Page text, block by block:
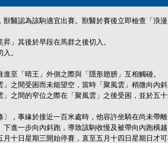
醫認為該駒適宜出賽。獸醫於賽後立即檢查「浪
」其後於早段在馬群之後切入。
。
至「晴王」外側之際與「隱形翅膀」互相觸碰。
之間受困而未能望空，當時「聚風雲」稍微向內
之間的窄位之際在「聚風雲」之後受困，並於五
，事緣於接近一百米處時，他容許坐騎在尚未帶
進一步向內斜跑，導致該駒收慢及被帶向內跑橫
十日星期三開始停賽，直至五月十四日星期日才